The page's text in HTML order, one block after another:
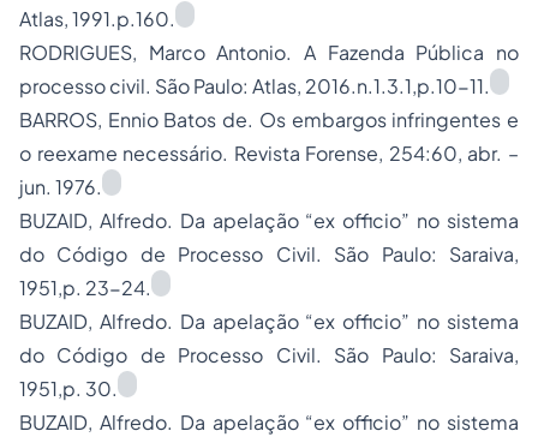
Atlas, 1991.p.160.
RODRIGUES, Marco Antonio. A Fazenda Pública no
processo civil. São Paulo: Atlas, 2016.n.1.3.1,p.10-11.
BARROS, Ennio Batos de. Os embargos infringentes e
o reexame necessário. Revista Forense, 254:60, abr. –
jun. 1976.
BUZAID, Alfredo. Da apelação “ex officio” no sistema
do Código de Processo Civil. São Paulo: Saraiva,
1951,p. 23-24.
BUZAID, Alfredo. Da apelação “ex officio” no sistema
do Código de Processo Civil. São Paulo: Saraiva,
1951,p. 30.
BUZAID, Alfredo. Da apelação “ex officio” no sistema